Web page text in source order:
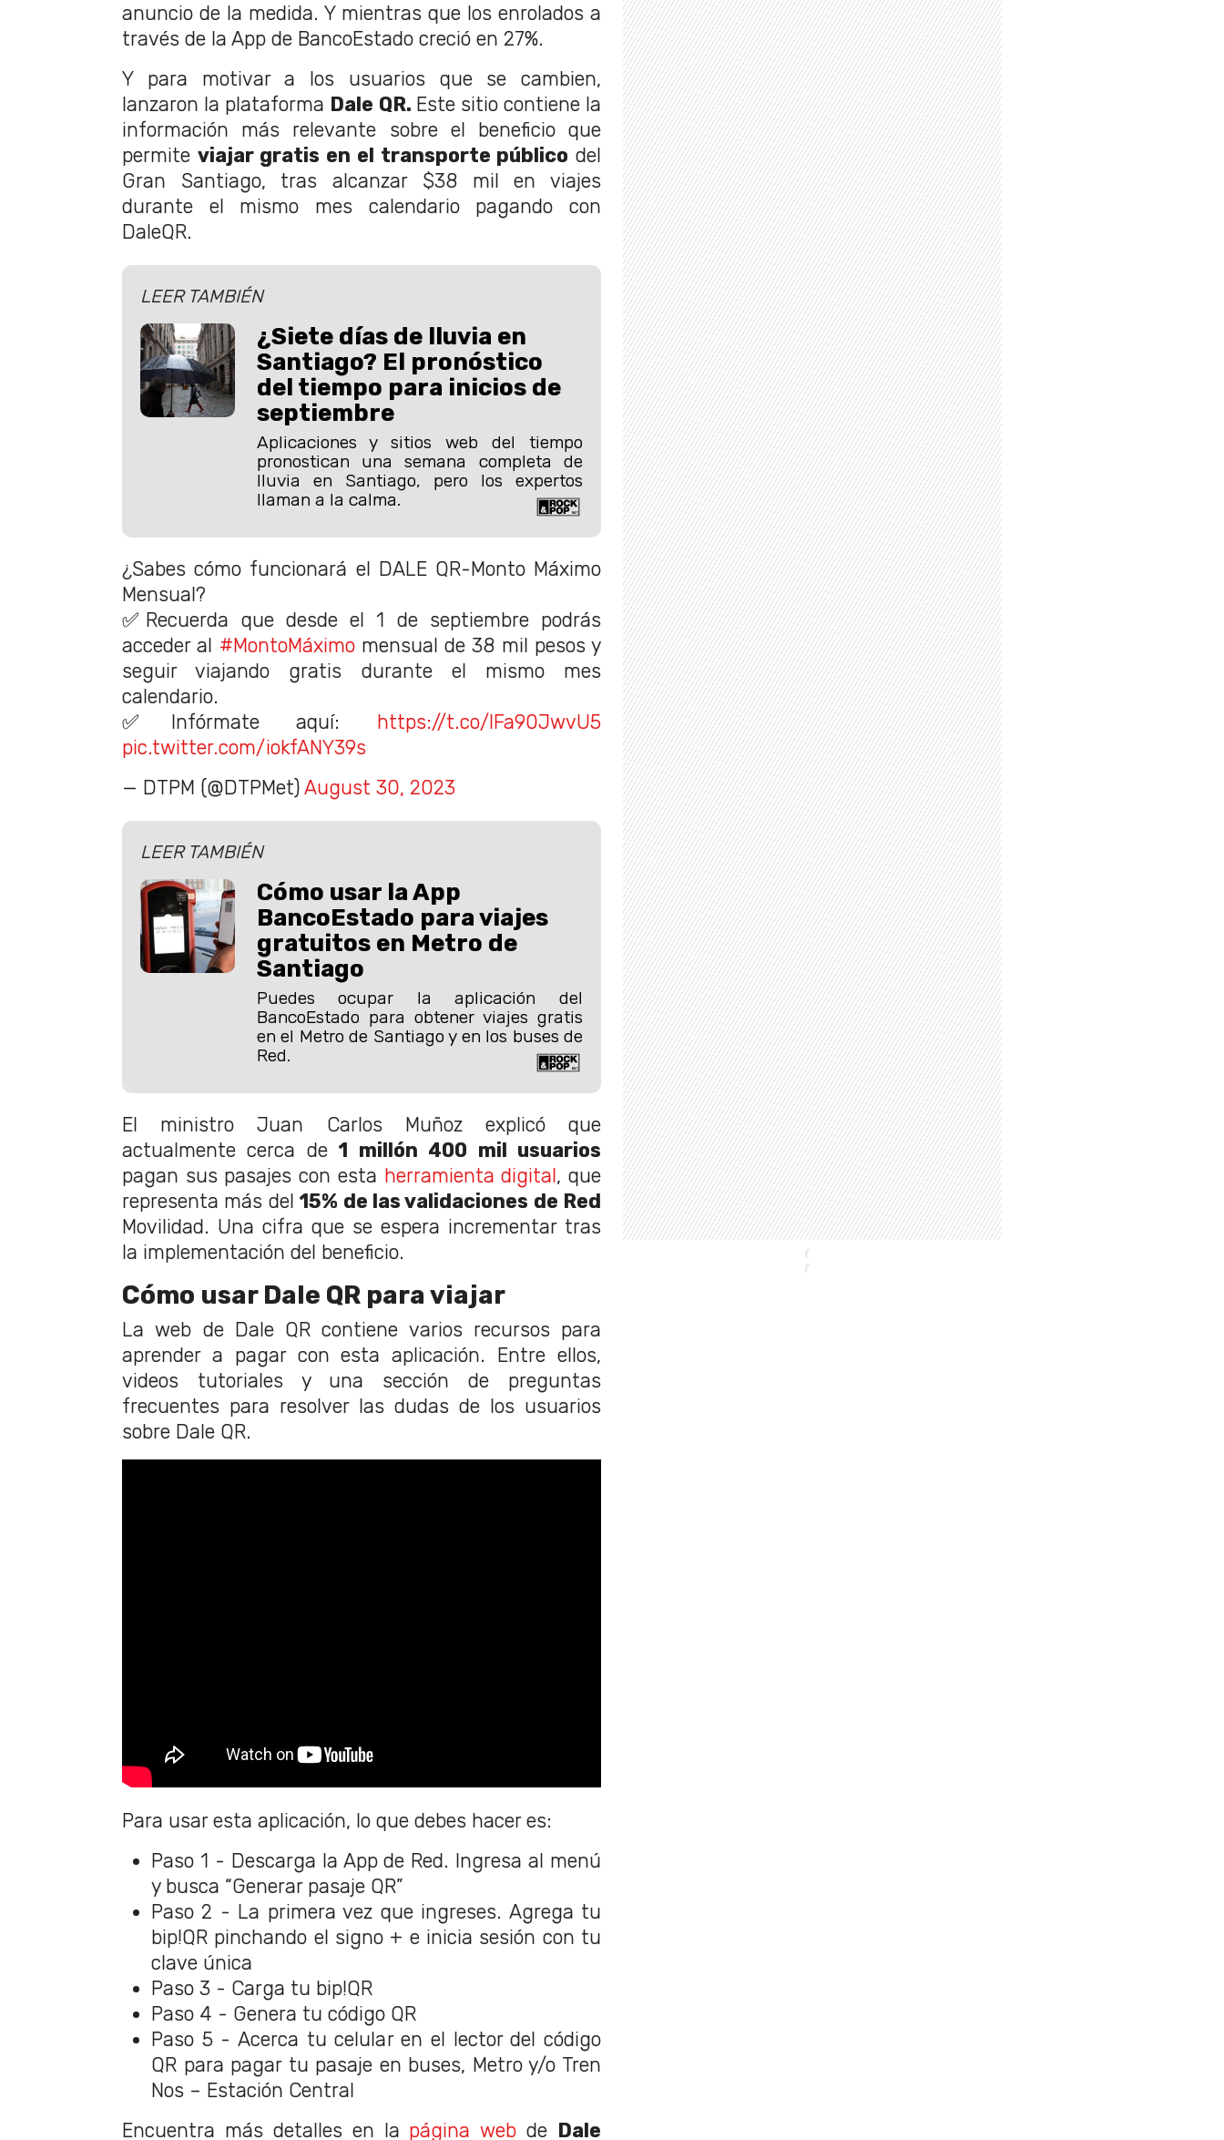
anuncio de la medida. Y mientras que los enrolados a
través de la App de BancoEstado creció en 27%.
Y para motivar a los usuarios que se cambien,
lanzaron la plataforma Dale QR. Este sitio contiene la
información más relevante sobre el beneficio que
permite viajar gratis en el transporte público del
Gran Santiago, tras alcanzar $38 mil en viajes
durante el mismo mes calendario pagando con
DaleQR.
LEER TAMBIÉN
¿Siete días de lluvia en
Santiago? El pronóstico
del tiempo para inicios de
septiembre
Aplicaciones y sitios web del tiempo
pronostican una semana completa de
lluvia en Santiago, pero los expertos
llaman a la calma.
¿Sabes cómo funcionará el DALE QR-Monto Máximo
Mensual?
✅Recuerda que desde el 1 de septiembre podrás
acceder al #MontoMáximomensual de 38 mil pesos y
seguir viajando gratis durante el mismo mes
calendario.
✅Infórmate aquí: https://t.co/lFa90JwvU5
pic.twitter.com/iokfANY39s
— DTPM (@DTPMet) August 30, 2023
LEER TAMBIÉN
Cómo usar la App
BancoEstado para viajes
gratuitos en Metro de
Santiago
Puedes ocupar la aplicación del
BancoEstado para obtener viajes gratis
en el Metro de Santiago y en los buses de
Red.
El ministro Juan Carlos Muñoz explicó que
actualmente cerca de1 millón 400 mil usuarios
pagan sus pasajes con esta herramienta digital , que
representa más del15% de las validaciones de Red
Movilidad. Una cifra que se espera incrementar tras
la implementación del beneficio.
Cómo usar Dale QR para viajar
La web de Dale QR contiene varios recursos para
aprender a pagar con esta aplicación. Entre ellos,
videos tutoriales y una sección de preguntas
frecuentes para resolver las dudas de los usuarios
sobre Dale QR.
Para usar esta aplicación, lo que debes hacer es:
Paso 1 - Descarga la App de Red. Ingresa al menú
y busca “Generar pasaje QR”
Paso 2 - La primera vez que ingreses. Agrega tu
bip!QR pinchando el signo + e inicia sesión con tu
clave única
Paso 3 - Carga tu bip!QR
Paso 4 - Genera tu código QR
Paso 5 - Acerca tu celular en el lector del código
QR para pagar tu pasaje en buses, Metro y/o Tren
Nos – Estación Central
Encuentra más detalles en la página web de Dale